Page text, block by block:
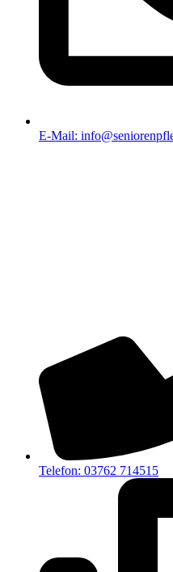
E-Mail:
Telefon: 03762 714515